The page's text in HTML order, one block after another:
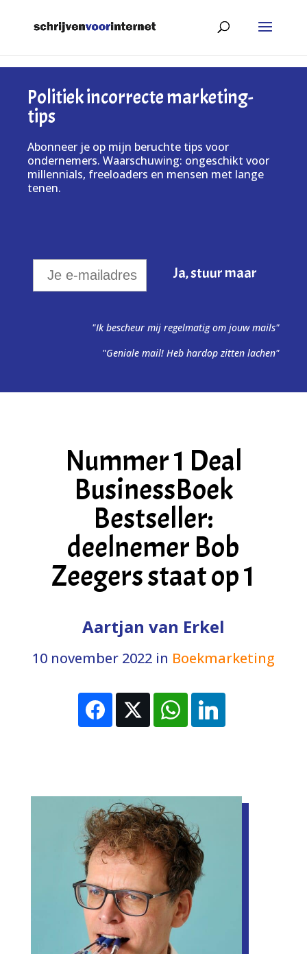
Politiek incorrecte marketing-
tips
Abonneer je op mijn beruchte tips voor
ondernemers. Waarschuwing: ongeschikt voor
millennials, freeloaders en mensen met lange
tenen.
"Ik bescheur mij regelmatig om jouw mails"
"Geniale mail! Heb hardop zitten lachen"
Nummer 1 Deal
BusinessBoek
Bestseller:
deelnemer Bob
Zeegers staat op 1
Aartjan van Erkel
10 november 2022in Boekmarketing